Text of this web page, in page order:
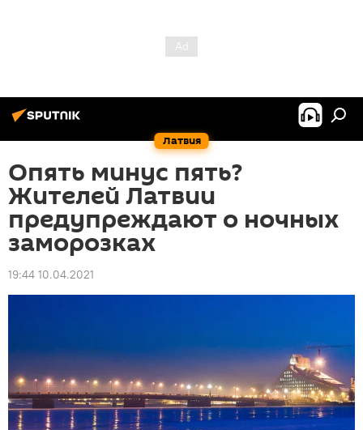
Латвия
Опять минус пять?
Жителей Латвии
предупреждают о ночных
заморозках
19:44 10.04.2021